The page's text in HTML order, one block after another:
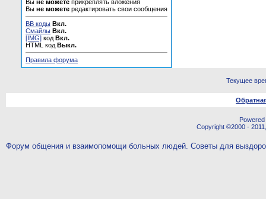
Вы не можете прикреплять вложения
Вы не можете редактировать свои сообщения
BB коды Вкл.
Смайлы Вкл.
[IMG] код Вкл.
HTML код Выкл.
Правила форума
Текущее
Copyright ©2000 -
Форум общения и взаимопомощи больных людей. Советы для